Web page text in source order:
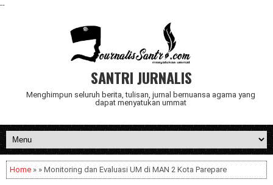
--
SANTRI JURNALIS
Menghimpun seluruh berita, tulisan, jurnal bernuansa agama yang
dapat menyatukan ummat
Home » » Monitoring dan Evaluasi UM di MAN 2 Kota Parepare